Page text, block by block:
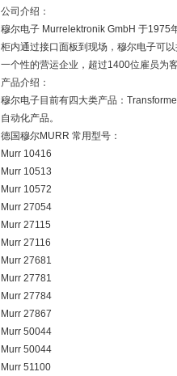
公司介绍：
穆尔电子 Murrelektronik GmbH 于1975
柜内通过接口面板到现场，穆尔电子可
一个性的营运企业，超过1400位雇员为
产品介绍：
穆尔电子目前有四大类产品：
自动化产品。
德国穆尔MURR 常用型号：
Murr 10416
Murr 10513
Murr 10572
Murr 27054
Murr 27115
Murr 27116
Murr 27681
Murr 27781
Murr 27784
Murr 27867
Murr 50044
Murr 50044
Murr 51100